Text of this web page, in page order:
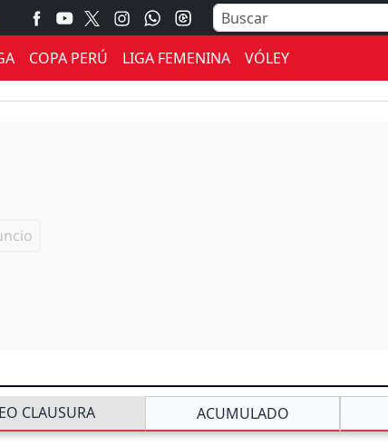
COPA PERÚ LIGA FEMENINA VÓLEY
CLAUSURA ACUMULADO